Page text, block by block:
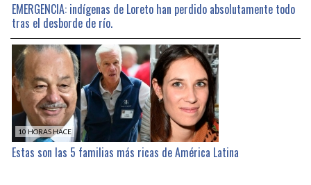
EMERGENCIA: indígenas de Loreto han perdido absolutamente todo
tras el desborde de río.
10 HORAS HACE
Estas son las 5 familias más ricas de América Latina